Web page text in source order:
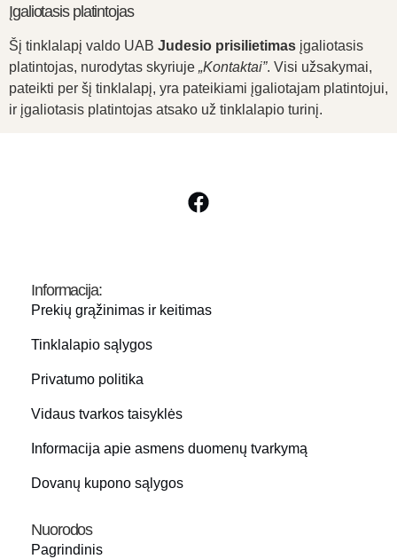
Įgaliotasis platintojas
Šį tinklalapį valdo UAB Judesio prisilietimas įgaliotasis
platintojas, nurodytas skyriuje „Kontaktai”. Visi užsakymai,
pateikti per šį tinklalapį, yra pateikiami įgaliotajam platintojui,
ir įgaliotasis platintojas atsako už tinklalapio turinį.
Informacija:
Prekių grąžinimas ir keitimas
Tinklalapio sąlygos
Privatumo politika
Vidaus tvarkos taisyklės
Informacija apie asmens duomenų tvarkymą
Dovanų kupono sąlygos
Nuorodos
Pagrindinis